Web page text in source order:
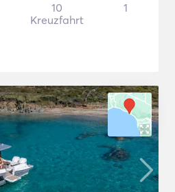
10
Kreuzfahrt
1